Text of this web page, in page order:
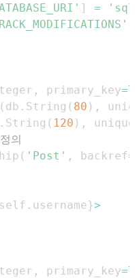
] =
, primary_key=
( db . String ( 80 ) ,
. String ( 120 ) ,
unique
의
( 'Post' , backref=
self . username}>
, primary_key=